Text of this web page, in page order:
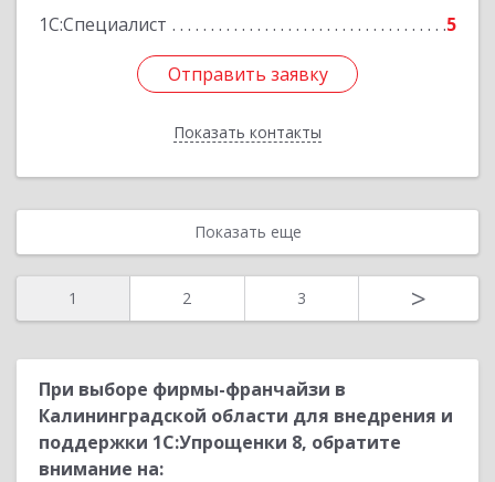
1С:Специалист
5
Отправить заявку
Показать контакты
Отправить заявку
Назад
Показать еще
1 2 3 >
При выборе фирмы-франчайзи в
Калининградской области для внедрения и
поддержки 1С:Упрощенки 8, обратите
внимание на: